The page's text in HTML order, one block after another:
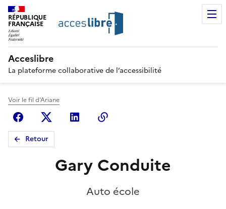
RÉPUBLIQUE
FRANÇAISE
Acceslibre
La plateforme collaborative de l’accessibilité
Voir le fil d'Ariane
FacebookX (anciennement Twitter)
Linkedin
Retour
Gary Conduite
Auto école